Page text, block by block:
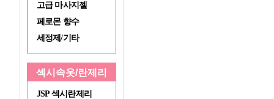
고급 마사지젤
페로몬 향수
세정제/기타
섹시속옷/란제리
JSP 섹시란제리